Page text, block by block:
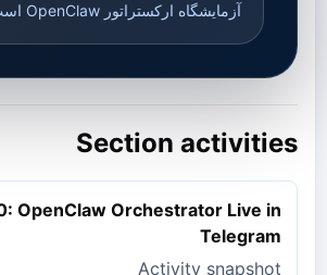
آزمایشگاه ارکستراتور OpenClaw است.
Section activities
OpenClaw Orchestrator Live in
Telegram
Activity snapshot